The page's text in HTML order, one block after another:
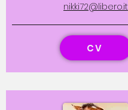
nikki72@libero.it
CV